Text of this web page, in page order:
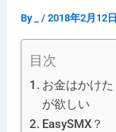
By _/2018年2月12日
目次
お金はかけ
が欲しい
EasySMX？